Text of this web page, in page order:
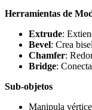
Herramientas de
Extrude:
Bevel: Crea
Chamfer:
Bridge:
Sub-objetos
Manipula